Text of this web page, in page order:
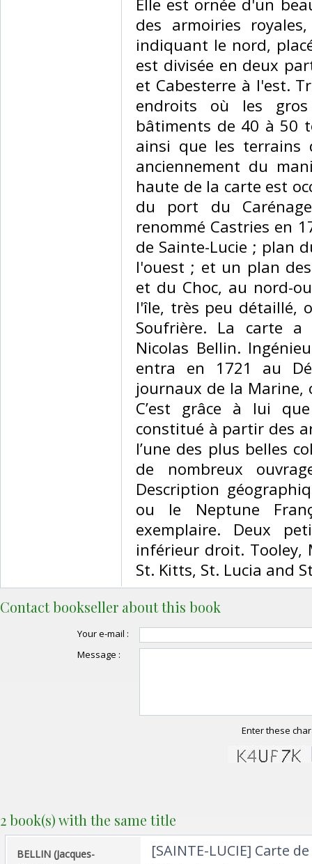
Elle est ornée d'un
des armoiries
indiquant le nord,
est divisée en deux
et Cabesterre à l'est.
endroits où les
bâtiments de 40 à 50
ainsi que les terrains
anciennement du
haute de la carte est
du port du
renommé Castries en
de Sainte-Lucie ; plan
l'ouest ; et un plan
et du Choc, au nord-
l'île, très peu détaillé,
Soufrière. La carte a
Nicolas Bellin.
entra en 1721 au
journaux de la Marine,
C’est grâce à lui
constitué à partir des
l’une des plus belles
de nombreux
Description
ou le Neptune
exemplaire. Deux
inférieur droit. Tooley,
St. Kitts, St. Lucia and
Contact bookseller about this book
Your e-mail :
Message :
Enter these
2 book(s) with the same title
‎BELLIN (Jacques-
[SAINTE-LUCIE] Carte